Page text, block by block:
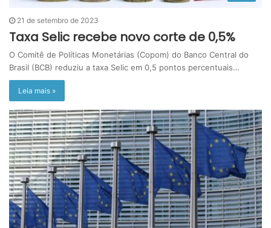
21 de setembro de 2023
Taxa Selic recebe novo corte de 0,5%
O Comitê de Políticas Monetárias (Copom) do Banco Central do
Brasil (BCB) reduziu a taxa Selic em 0,5 pontos percentuais…
Leia mais »